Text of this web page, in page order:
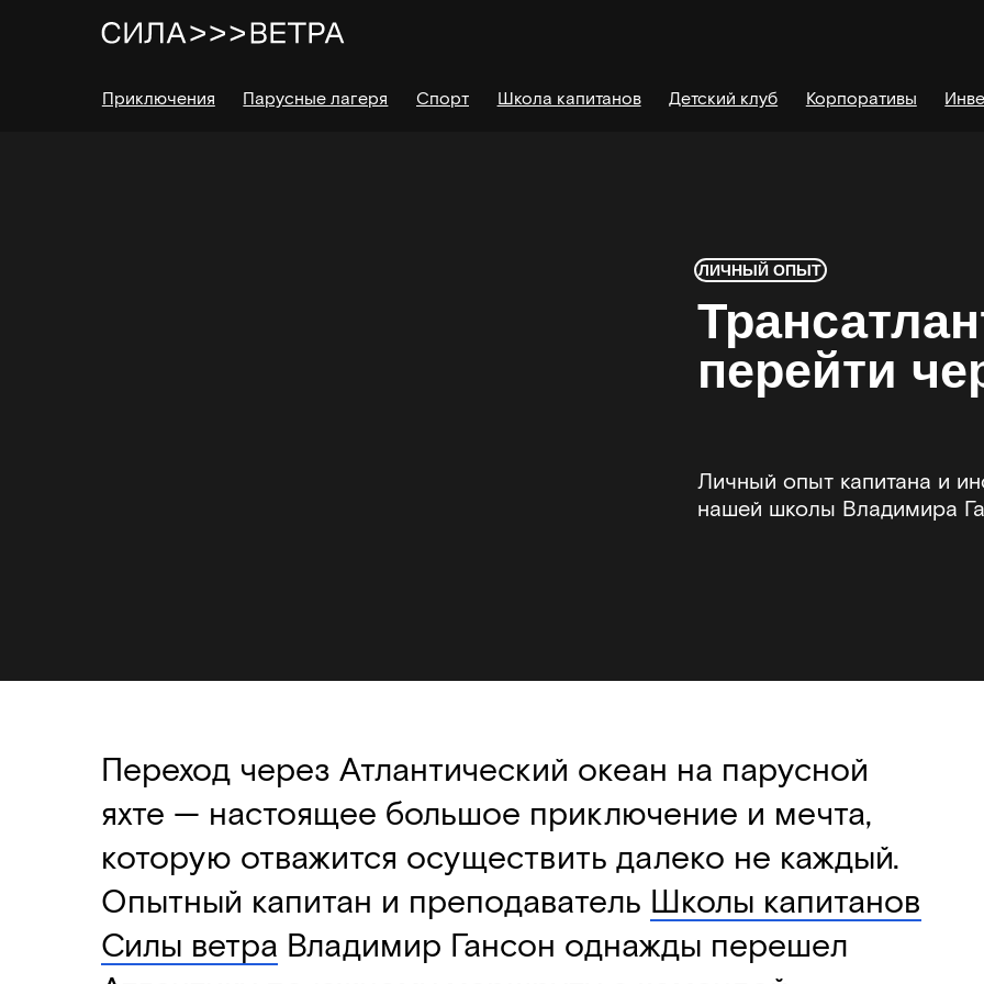
Приключения Парусные лагеря Спорт Школа капитанов Детский клуб Корпоративы
перейти
Личный опыт капитана и
нашей школы Владимира
ЛИЧНЫЙ ОПЫТ
Переход через Атлантический океан на парусной
яхте — настоящее большое приключение и мечта,
которую отважится осуществить далеко не каждый.
Опытный капитан и преподаватель Школы капитанов
Силы ветра Владимир Гансон однажды перешел